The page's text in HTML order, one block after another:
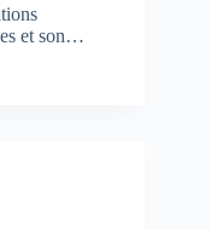
et son…